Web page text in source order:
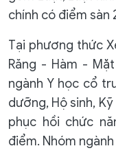
chính có điểm sàn
Tại phương thức
Răng - Hàm -
ngành Y học cổ
dưỡng, Hộ sinh,
phục hồi chức
điểm. Nhóm